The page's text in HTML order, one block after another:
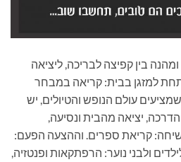
בין קפיצה לבריכה, ליציאה
למזגן בבית: קריאה במבחר
עולם הנופש והטיולים, יש
יציאה מהבית ונסיעה,
קריאת ספרים. וההצעה הפעם:
ולבני נוער: הרפתקאות ופנטזיה,